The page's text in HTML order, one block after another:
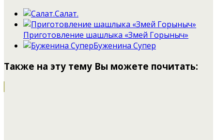
Салат.
Приготовление шашлыка «Змей Горыныч»
Буженина Cупер
Также на эту тему Вы можете почитать: